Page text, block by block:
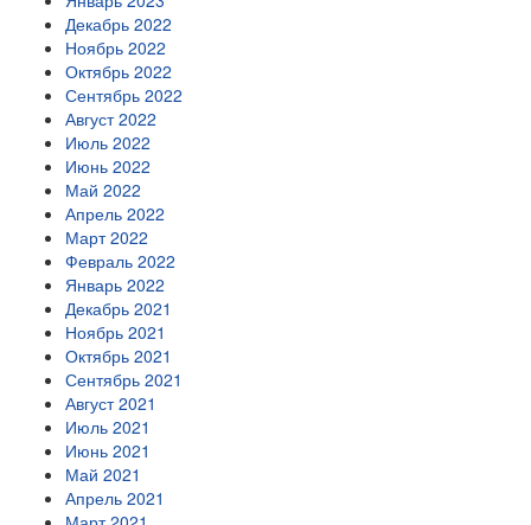
Декабрь 2022
Ноябрь 2022
Октябрь 2022
Сентябрь 2022
Август 2022
Июль 2022
Июнь 2022
Май 2022
Апрель 2022
Март 2022
Февраль 2022
Январь 2022
Декабрь 2021
Ноябрь 2021
Октябрь 2021
Сентябрь 2021
Август 2021
Июль 2021
Июнь 2021
Май 2021
Апрель 2021